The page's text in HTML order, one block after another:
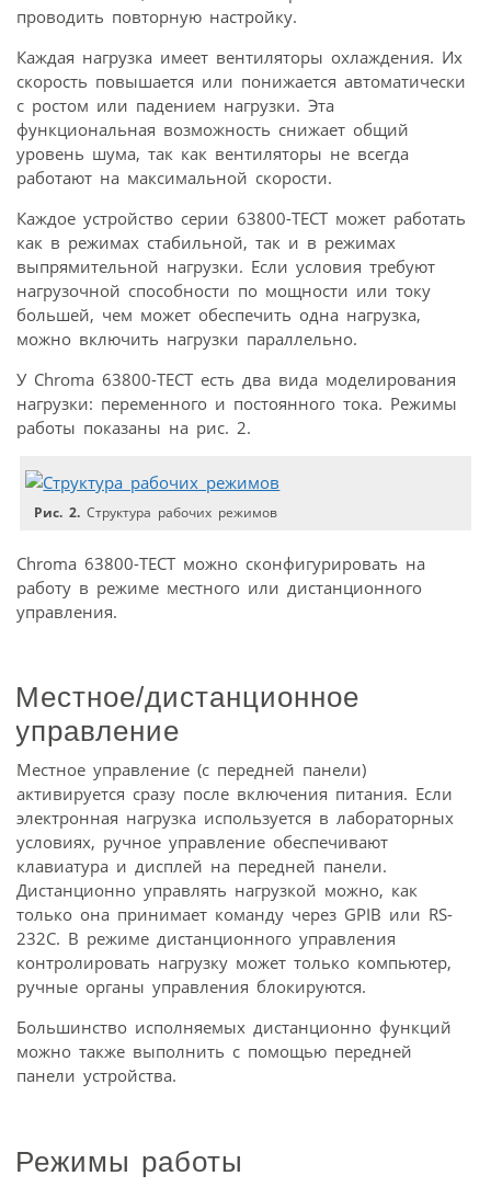
проводить повторную настройку.
Каждая нагрузка имеет вентиляторы охлаждения. Их
скорость повышается или понижается автоматически
с ростом или падением нагрузки. Эта
функциональная возможность снижает общий
уровень шума, так как вентиляторы не всегда
работают на максимальной скорости.
Каждое устройство серии 63800-ТЕСТ может работать
как в режимах стабильной, так и в режимах
выпрямительной нагрузки. Если условия требуют
нагрузочной способности по мощности или току
большей, чем может обеспечить одна нагрузка,
можно включить нагрузки параллельно.
У Chroma 63800-ТЕСТ есть два вида моделирования
нагрузки: переменного и постоянного тока. Режимы
работы показаны на рис. 2.
Рис. 2. Структура рабочих режимов
Chroma 63800-ТЕСТ можно сконфигурировать на
работу в режиме местного или дистанционного
управления.
Местное/дистанционное
управление
Местное управление (с передней панели)
активируется сразу после включения питания. Если
электронная нагрузка используется в лабораторных
условиях, ручное управление обеспечивают
клавиатура и дисплей на передней панели.
Дистанционно управлять нагрузкой можно, как
только она принимает команду через GPIB или RS-
232C. В режиме дистанционного управления
контролировать нагрузку может только компьютер,
ручные органы управления блокируются.
Большинство исполняемых дистанционно функций
можно также выполнить с помощью передней
панели устройства.
Режимы работы